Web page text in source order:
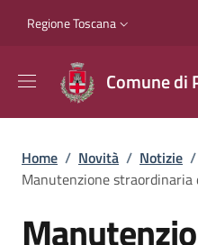
Slim top
Regione Toscana
Comune di
Briciole di pane
Home / Novità / Notizie /
Manutenzione straordinaria